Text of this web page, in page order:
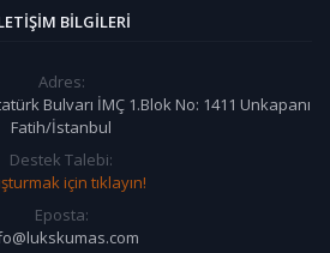
BILGILERI
Adres:
Bulvarı İMÇ 1.Blok No: 1411 Unkapanı
Fatih/İstanbul
Destek Talebi:
için tıklayın!
Eposta: